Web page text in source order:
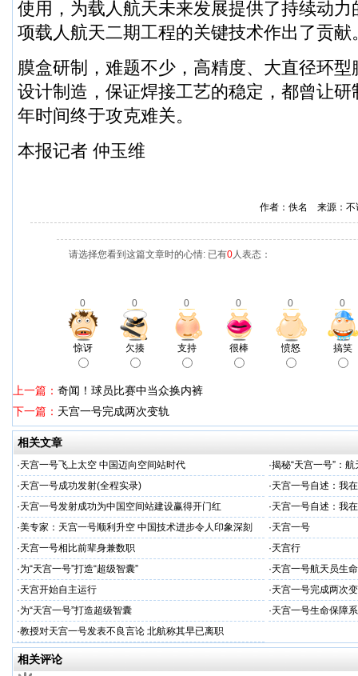
使用，为载人航天未来发展提供了持续动
项载人航天二期工程的关键技术作出了贡献
膜盒研制，难题不少，高精度、大直径环
设计制造，保证焊接工艺的稳定，都曾让
年时间终于攻克难关。
本报记者 仲玉维
作者：佚名 来源：
请选择您看到这篇文章时的心情: 已有0人表态：
0 0 0 0 0 0
惊讶 欠揍 支持 很棒 愤怒 搞笑
上一篇： 奇闻！球员比赛中当众换内裤
下一篇： 天宫一号完成两次变轨
相关文章
·天宫一号飞上太空 中国迈向空间站时代 ·揭秘“天宫一号”：
·天宫一号成功发射(全程实录) ·天宫一号自述：我
·天宫一号发射成功为中国空间站建设赢得开门红 ·天宫一号自述：我
·美专家：天宫一号顺利升空 中国技术进步令人印象深刻 ·天宫一号
·天宫一号相比前辈身兼数职 ·天宫行
·为“天宫一号”打造“超级智囊” ·天宫一号航天员生
·天宫开始自主运行 ·天宫一号完成两次
·为“天宫一号”打造超级智囊 ·天宫一号生命保障
·教授对天宫一号发表不良言论 北航称其早已离职
相关评论